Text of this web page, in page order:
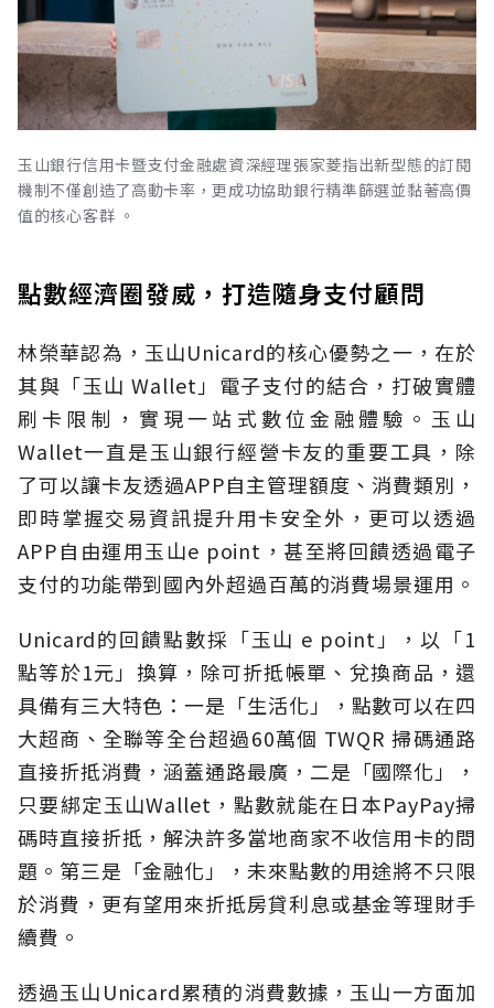
玉山銀行信用卡暨支付金融處資深經理張家菱指出新型態的訂閱
機制不僅創造了高動卡率，更成功協助銀行精準篩選並黏著高價
值的核心客群 。
點數經濟圈發威，打造隨身支付顧問
林榮華認為，玉山Unicard的核心優勢之一，在於
其與「玉山 Wallet」電子支付的結合，打破實體
刷卡限制，實現一站式數位金融體驗。玉山
Wallet一直是玉山銀行經營卡友的重要工具，除
了可以讓卡友透過APP自主管理額度、消費類別，
即時掌握交易資訊提升用卡安全外，更可以透過
APP自由運用玉山e point，甚至將回饋透過電子
支付的功能帶到國內外超過百萬的消費場景運用。
Unicard的回饋點數採「玉山 e point」，以「1
點等於1元」換算，除可折抵帳單、兌換商品，還
具備有三大特色：一是「生活化」，點數可以在四
大超商、全聯等全台超過60萬個 TWQR 掃碼通路
直接折抵消費，涵蓋通路最廣，二是「國際化」，
只要綁定玉山Wallet，點數就能在日本PayPay掃
碼時直接折抵，解決許多當地商家不收信用卡的問
題。第三是「金融化」，未來點數的用途將不只限
於消費，更有望用來折抵房貸利息或基金等理財手
續費。
透過玉山Unicard累積的消費數據，玉山一方面加